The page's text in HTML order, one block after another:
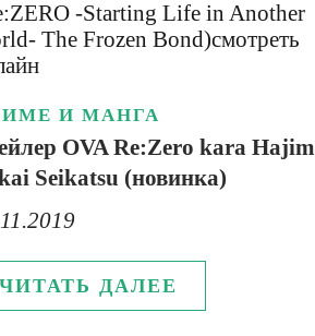
И МАНГА
OVA Re:Zero kara
Seikatsu (новинка)
ЧИТАТЬ ДАЛЕЕ